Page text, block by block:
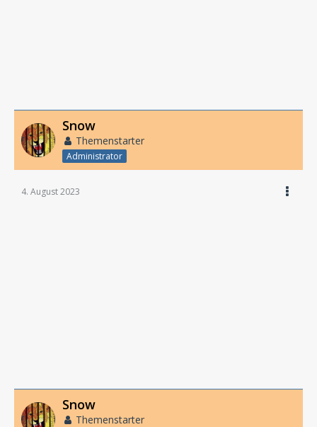
Snow
Themenstarter
Administrator
4. August 2023
Snow
Themenstarter